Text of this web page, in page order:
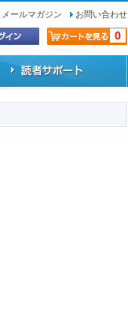
メールマガジン お問い合わせ
0